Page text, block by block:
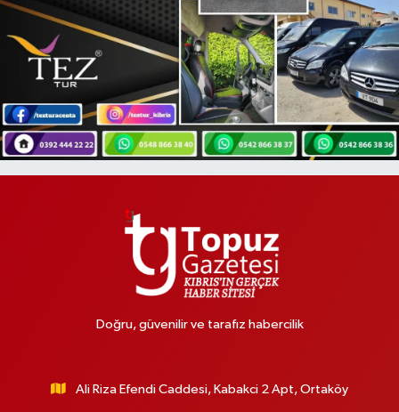
Doğru, güvenilir ve tarafız habercilik
Ali Riza Efendi Caddesi, Kabakci 2 Apt, Ortaköy